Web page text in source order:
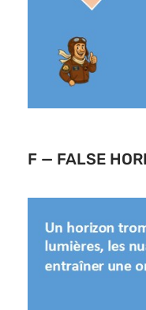
F — FALSE